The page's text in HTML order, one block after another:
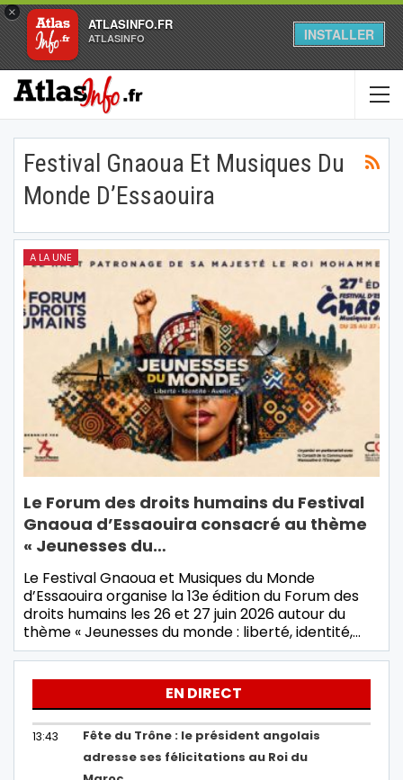
×
ATLASINFO.FR
ATLASINFO INSTALLER
Festival Gnaoua Et Musiques Du
Monde D’Essaouira
A LA UNE
Le Forum des droits humains du Festival
Gnaoua d’Essaouira consacré au thème
« Jeunesses du…
Le Festival Gnaoua et Musiques du Monde
d’Essaouira organise la 13e édition du Forum des
droits humains les 26 et 27 juin 2026 autour du
thème « Jeunesses du monde : liberté, identité,…
EN DIRECT
13:43
Fête du Trône : le président angolais
adresse ses félicitations au Roi du